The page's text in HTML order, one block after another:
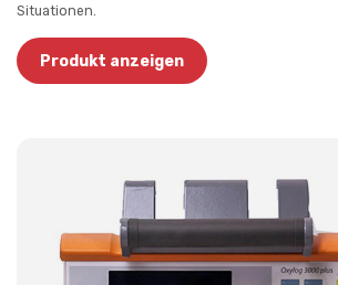
Situationen.
Produkt anzeigen